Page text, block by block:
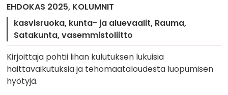
EHDOKAS 2025 KOLUMNIT
kasvisruoka kunta- ja aluevaalit Rauma
Satakunta vasemmistoliitto
Kirjoittaja pohtii lihan kulutuksen lukuisia
haittavaikutuksia ja tehomaataloudesta luopumisen
hyötyjä.